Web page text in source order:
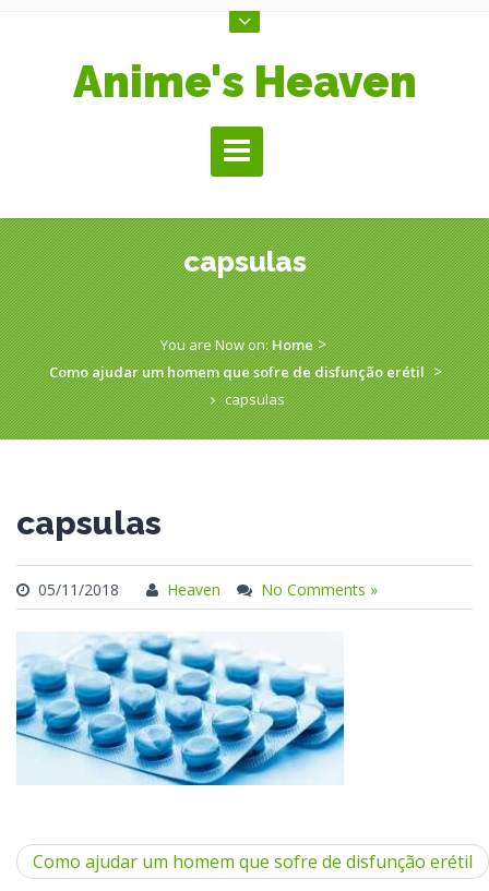
Anime's Heaven
capsulas
You are Now on:Home­ > ­
Como ajudar um homem que sofre de disfunção erétil­ > ­
capsulas
capsulas
05/11/2018 Heaven No Comments »
Como ajudar um homem que sofre de disfunção erétil